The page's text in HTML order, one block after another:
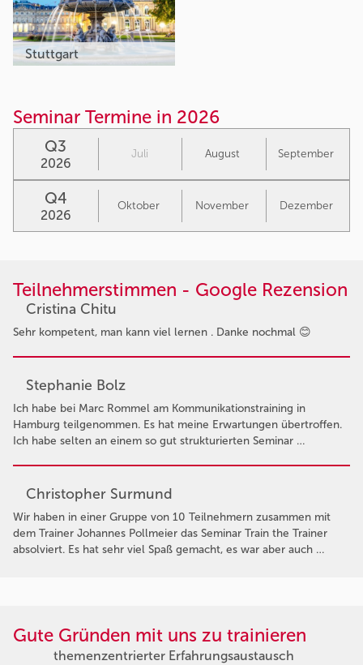
Teilnehmerstimmen - Google Rezension
Cristina Chitu
Sehr kompetent, man kann viel lernen . Danke nochmal 😊
Stephanie Bolz
Ich habe bei Marc Rommel am Kommunikationstraining in
Hamburg teilgenommen. Es hat meine Erwartungen übertroffen.
Ich habe selten an einem so gut strukturierten Seminar …
Christopher Surmund
Wir haben in einer Gruppe von 10 Teilnehmern zusammen mit
dem Trainer Johannes Pollmeier das Seminar Train the Trainer
absolviert. Es hat sehr viel Spaß gemacht, es war aber auch …
Gute Gründen mit uns zu trainieren
themenzentrierter Erfahrungsaustausch
Stuttgart
Seminar Termine in 2026
Q3
2026
Juli August September
Q4
2026
Oktober November Dezember